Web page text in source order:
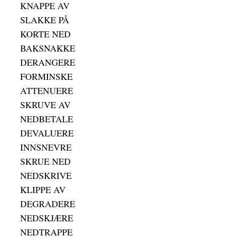
KNAPPE AV
SLAKKE PÅ
KORTE NED
BAKSNAKKE
DERANGERE
FORMINSKE
ATTENUERE
SKRUVE AV
NEDBETALE
DEVALUERE
INNSNEVRE
SKRUE NED
NEDSKRIVE
KLIPPE AV
DEGRADERE
NEDSKJÆRE
NEDTRAPPE